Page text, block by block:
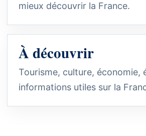
mieux découvrir la France.
À découvrir
Tourisme, culture, économie,
informations utiles sur la